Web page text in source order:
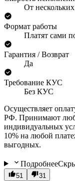
От
Формат работы
Платят сами
Гарантия / Возврат
Да
Требование КУС
Без КУС
Осуществляет
РФ. Принимают
индивидуальных
10% на любой
выгодных.
Подробнее
51 31